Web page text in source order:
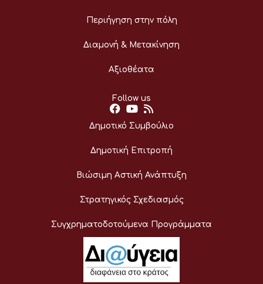
Περιήγηση στην πόλη
Διαμονή & Μετακίνηση
Αξιοθέατα
Follow us
Δημοτικό Συμβούλιο
Δημοτική Επιτροπή
Βιώσιμη Αστική Ανάπτυξη
Στρατηγικός Σχεδιασμός
Συγχρηματοδοτούμενα Προγράμματα